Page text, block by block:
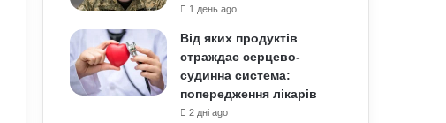
1 день ago
Від яких продуктів
страждає серцево-
судинна система:
попередження лікарів
2 дні ago